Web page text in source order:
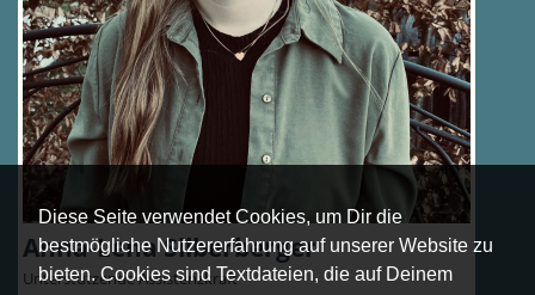
Diese Seite verwendet Cookies, um Dir die
bestmögliche Nutzererfahrung auf unserer Website zu
bieten. Cookies sind Textdateien, die auf Deinem
Anna-Lena Silberberger
Unterstützende Assistenzkraft